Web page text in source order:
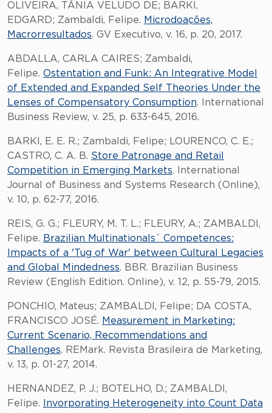
OLIVEIRA, TÂNIA VELUDO DE; BARKI,
EDGARD; Zambaldi, Felipe. Microdoações,
Macrorresultados. GV Executivo, v. 16, p. 20, 2017.
ABDALLA, CARLA CAIRES; Zambaldi,
Felipe. Ostentation and Funk: An Integrative Model
of Extended and Expanded Self Theories Under the
Lenses of Compensatory Consumption. International
Business Review, v. 25, p. 633-645, 2016.
BARKI, E. E. R.; Zambaldi, Felipe; LOURENCO, C. E.;
CASTRO, C. A. B. Store Patronage and Retail
Competition in Emerging Markets. International
Journal of Business and Systems Research (Online),
v. 10, p. 62-77, 2016.
REIS, G. G.; FLEURY, M. T. L.; FLEURY, A.; ZAMBALDI,
Felipe. Brazilian Multinationals´ Competences:
Impacts of a 'Tug of War' between Cultural Legacies
and Global Mindedness. BBR. Brazilian Business
Review (English Edition. Online), v. 12, p. 55-79, 2015.
PONCHIO, Mateus; ZAMBALDI, Felipe; DA COSTA,
FRANCISCO JOSÉ. Measurement in Marketing:
Current Scenario, Recommendations and
Challenges. REMark. Revista Brasileira de Marketing,
v. 13, p. 01-27, 2014.
HERNANDEZ, P. J.; BOTELHO, D.; ZAMBALDI,
Felipe.
Invorporating Heterogeneity into Count Data